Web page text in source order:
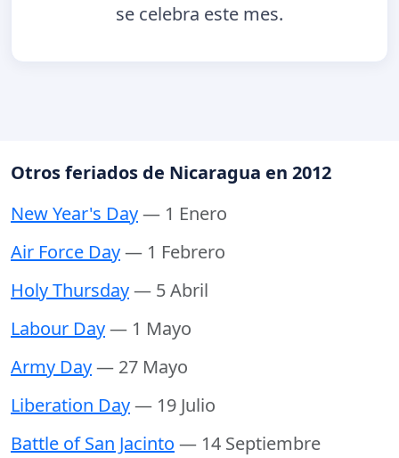
se celebra este mes.
Otros feriados de Nicaragua en 2012
New Year's Day— 1 Enero
Air Force Day— 1 Febrero
Holy Thursday— 5 Abril
Labour Day— 1 Mayo
Army Day— 27 Mayo
Liberation Day— 19 Julio
Battle of San Jacinto — 14 Septiembre